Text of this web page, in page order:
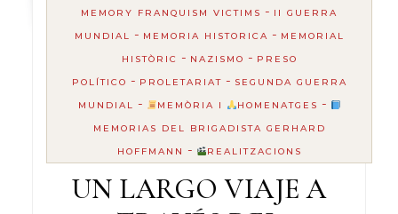
MEMORY FRANQUISM VICTIMS - II GUERRA
MUNDIAL - MEMORIA HISTORICA - MEMORIAL
HISTÒRIC
- NAZISMO - PRESO
POLÍTICO - PROLETARIAT - SEGUNDA GUERRA
MUNDIAL - MEMÒRIA I HOMENATGES -
MEMORIAS DEL BRIGADISTA GERHARD
HOFFMANN
- REALITZACIONS
UN LARGO VIAJE A